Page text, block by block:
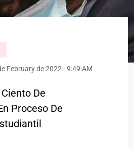
February de 2022 - 9:49 AM
De
Proceso De